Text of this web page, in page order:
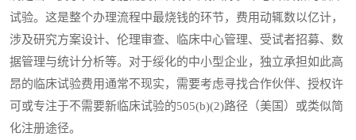
试验。这是整个办理流程中最烧钱的环节，费用动辄数以亿计，
涉及研究方案设计、伦理审查、临床中心管理、受试者招募、数
据管理与统计分析等。对于绥化的中小型企业，独立承担如此高
昂的临床试验费用通常不现实，需要考虑寻找合作伙伴、授权许
可或专注于不需要新临床试验的505(b)(2)路径（美国）或类似简
化注册途径。